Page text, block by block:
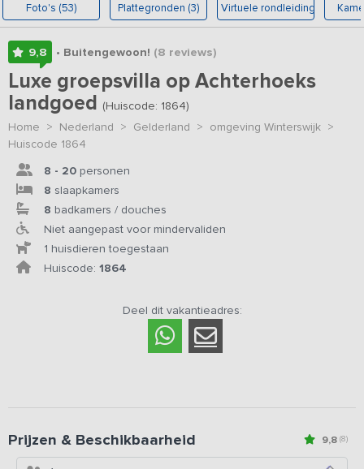
Foto's (53) Plattegronden (3) Virtuele rondleiding
9,8 • Buitengewoon! (8 reviews)
Luxe groepsvilla op Achterhoeks
landgoed (Huiscode: 1864)
Home > Nederland > Gelderland > omgeving Winterswijk >
Huiscode 1864
8 - 20 personen
8 slaapkamers
8 badkamers / douches
Niet aangepast voor mindervaliden
1 huisdieren toegestaan
Huiscode: 1864
Deel dit vakantieadres:
9,8 (8)
Prijzen & Beschikbaarheid